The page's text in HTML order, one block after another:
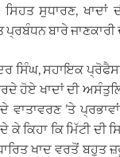
ਸਿਹਤ ਸੁਧਾਰਣ,
ਬਾਰੇ ਜਾਣਕਾਰੀ
ਸਿੰਘ, ਸਹਾਇਕ
ਹੋਏ ਖਾਦਾਂ ਦੀ
’ਤੇ ਪ੍ਰਭਾਵਾਂ
ਕਿਹਾ ਕਿ ਮਿੱਟੀ ਦੀ
ਖਾਦ ਵਰਤੋਂ ਬਹੁਤ